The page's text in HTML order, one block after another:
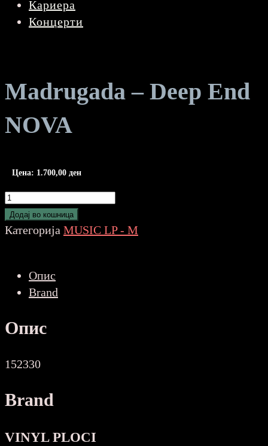
Кариера
Концерти
Madrugada – Deep End
NOVA
Цена: 1.700,00 ден
Madrugada
-
Deep
количина
Додај во кошница
Категорија MUSIC LP - M
Опис
Brand
Опис
152330
Brand
VINYL PLOCI